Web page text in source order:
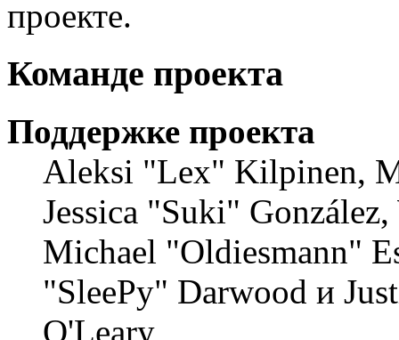
проекте.
Команде проекта
Поддержке проекта
Aleksi "Lex" Kilpinen,
Jessica "Suki"
Michael "Oldiesmann"
"SleePy" Darwood и
O'Leary